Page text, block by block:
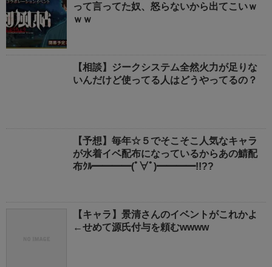
って言ってた奴、怒らないから出てこいｗ
ｗｗ
【相談】ジークシステム全然火力が足りな
いんだけど使ってる人はどうやってるの？
【予想】毎年☆５でそこそこ人気なキャラ
が水着イベ配布になっているからあの鯖配
布ｸﾙ━━━━(ﾟ∀ﾟ)━━━━!!??
【キャラ】景清さんのイベントがこれかよ
←せめて源氏付与を頼むwwww